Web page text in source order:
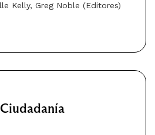
Kelly, Greg Noble (Editores)